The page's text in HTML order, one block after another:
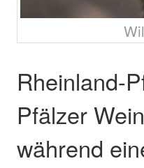
Rheinland-
Pfälzer
während